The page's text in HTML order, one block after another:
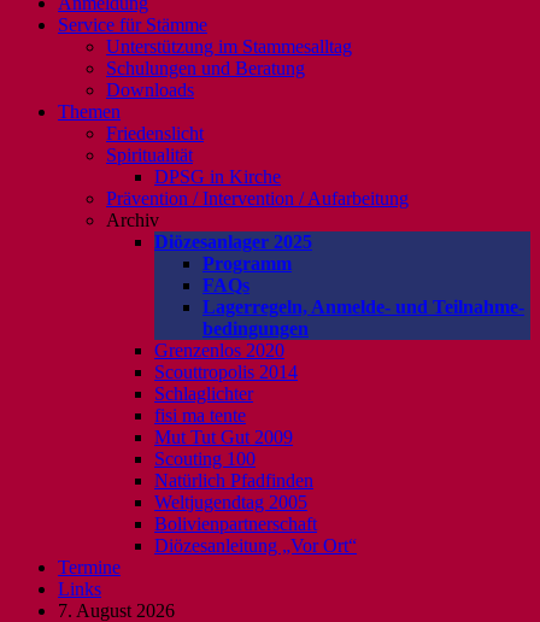
Service für Stämme
Unterstützung im Stammesalltag
Schulungen und Beratung
Downloads
Themen
Friedenslicht
Spiritualität
DPSG in Kirche
Prävention / Intervention / Aufarbeitung
Archiv
Diözesanlager 2025
Programm
FAQs
Lagerregeln, Anmelde- und Teilnahme-
bedingungen
Grenzenlos 2020
Scouttropolis 2014
Schlaglichter
fisi ma tente
Mut Tut Gut 2009
Scouting 100
Natürlich Pfadfinden
Weltjugendtag 2005
Bolivienpartnerschaft
Diözesanleitung „Vor Ort“
Termine
Links
7. August 2026